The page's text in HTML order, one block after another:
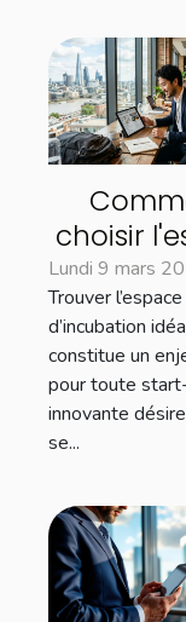
choisir
adapté à
start-
Lundi 9 mars
Trouver l’espace
d’incubation
constitue un
pour toute
innovante
se...